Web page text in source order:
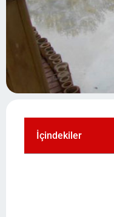
İçindekiler